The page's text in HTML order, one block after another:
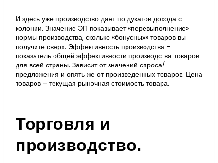
И здесь уже производство дает по дукатов дохода с
колонии. Значение ЭП показывает «перевыполнение»
нормы производства, сколько «бонусных» товаров вы
получите сверх. Эффективность производства –
показатель общей эффективности производства товаров
для всей страны. Зависит от значений спроса/
предложения и опять же от произведенных товаров. Цена
товаров – текущая рыночная стоимость товара.
Торговля и
производство.